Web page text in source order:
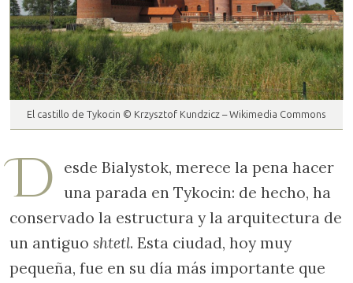
El castillo de Tykocin © Krzysztof Kundzicz – Wikimedia Commons
D
esde Bialystok, merece la pena hacer
una parada en Tykocin: de hecho, ha
conservado la estructura y la arquitectura de
un antiguo shtetl. Esta ciudad, hoy muy
pequeña, fue en su día más importante que